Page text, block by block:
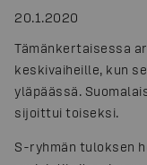
20.1.2020
Tämänkertaisessa
keskivaiheille, kun
yläpäässä.
sijoittui toiseksi.
S-ryhmän tuloksen